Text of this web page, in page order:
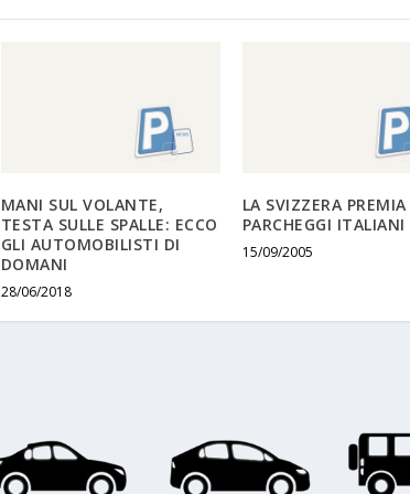
MANI SUL VOLANTE,
TESTA SULLE SPALLE: ECCO
GLI AUTOMOBILISTI DI
DOMANI
28/06/2018
LA SVIZZERA
PARCHEGGI ITALIANI
15/09/2005